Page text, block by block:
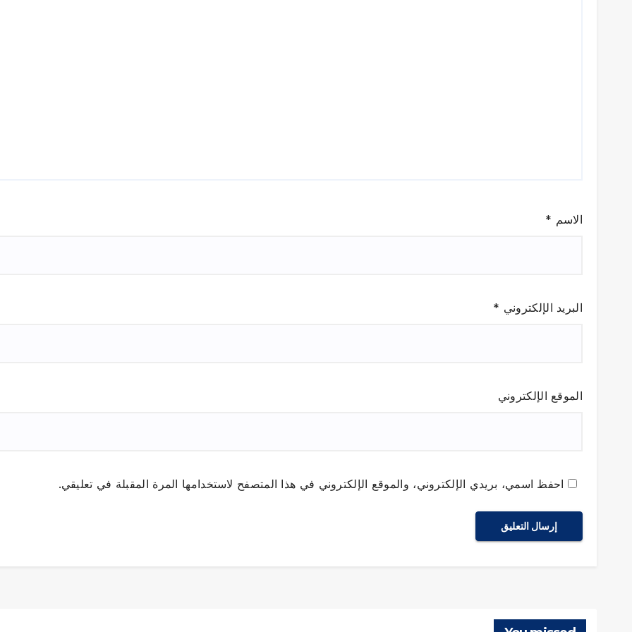
الاسم *
البريد الإلكتروني *
الموقع الإلكتروني
احفظ اسمي، بريدي الإلكتروني، والموقع الإلكتروني في هذا المتصفح لاستخدامها المرة المقبلة في تعليقي.